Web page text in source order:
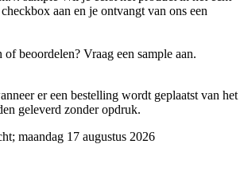
aan en je ontvangt van ons een
beoordelen? Vraag een sample aan.
er een bestelling wordt geplaatst van het
geleverd zonder opdruk.
maandag 17 augustus 2026